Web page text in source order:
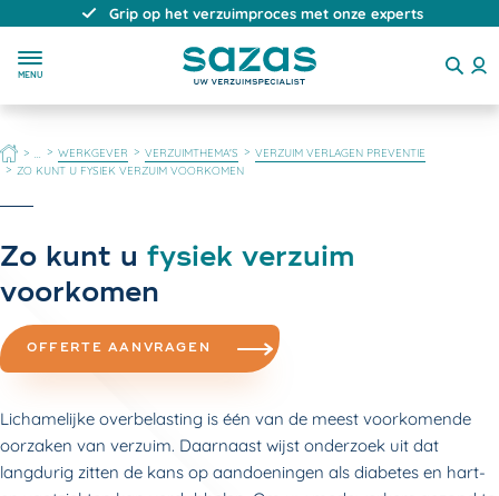
Grip op het verzuimproces met onze experts
MENU
HOME WERKGEVER VERZUIMTHEMA'S
VERZUIM VERLAGEN PREVENTIE
ZO KUNT U FYSIEK VERZUIM VOORKOMEN
Zo kunt u fysiek verzuim
voorkomen
Lichamelijke overbelasting is één van de meest voorkomende
oorzaken van verzuim. Daarnaast wijst onderzoek uit dat
langdurig zitten de kans op aandoeningen als diabetes en hart-
OFFERTE AANVRAGEN